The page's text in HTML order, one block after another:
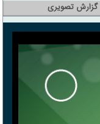
گزارش تصویری